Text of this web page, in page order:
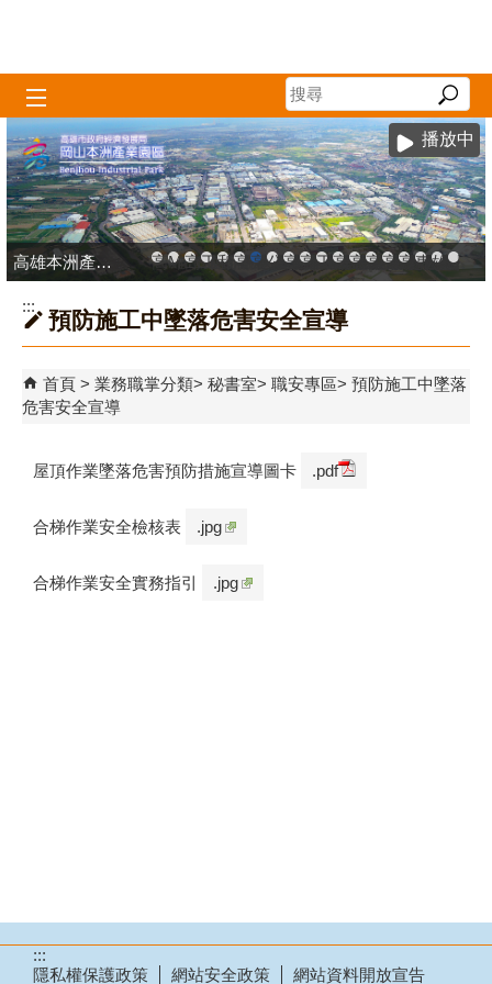
播放中
高雄市政府中小企業升級輔導網站
MEGABAY大港創艦
高雄金融科技創新園區
工廠登記線上申辦系統
和發產業園區
高雄工業資訊平台
高雄本洲產業園區服務中心
公司、商業登記主題網
高雄市友善商家
高雄市政府經濟發展局-
工業管線防災教育資
高雄市綠能管理資
高雄市綠能管理
高雄淨零商轉
高雄招商網
高雄會展網
專刊『雄
雄心高
「我
高雄本洲產業園區服務中心
:::
預防施工中墜落危害安全宣導
首頁 業務職掌分類 秘書室 職安專區
預防施工中墜落
危害安全宣導
屋頂作業墜落危害預防措施宣導圖卡 .pdf
合梯作業安全檢核表 .jpg
合梯作業安全實務指引 .jpg
:::
隱私權保護政策
網站安全政策 網站資料開放宣告